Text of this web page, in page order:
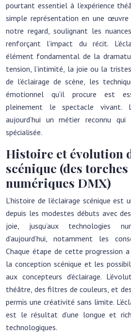
pourtant essentiel à l’expérience
simple représentation en une œuvre
notre regard, soulignant les
renforçant l’impact du récit.
élément fondamental de la
tension, l’intimité, la joie ou la
de l’éclairage de scène, les
émotionnel qu’il procure est
pleinement le spectacle vivant.
aujourd’hui un métier reconnu
spécialisée.
Histoire et évolution
scénique (des
numériques DMX)
L’histoire de l’éclairage scénique
depuis les modestes débuts avec
joie, jusqu’aux technologies
d’aujourd’hui, notamment les
Chaque étape de cette progression
la conception scénique et les
aux concepteurs d’éclairage.
théâtre, des filtres de couleurs, et
permis une créativité sans limite.
est le résultat d’une longue et
technologiques.